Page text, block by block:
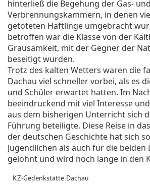
hinterließ die Begehung der Gas- und
Verbrennungskammern, in denen
getöteten Häftlinge umgebracht
betroffen war die Klasse von der
Grausamkeit, mit der Gegner der
beseitigt wurden.
Trotz des kalten Wetters waren die
Dachau viel schneller vorbei, als es
und Schüler erwartet hatten. Im
beeindruckend mit viel Interesse
aus dem bisherigen Unterricht sich
Führung beteiligte. Diese Reise in
der deutschen Geschichte hat sich
Jugendlichen als auch für die beiden
gelohnt und wird noch lange in den
KZ-Gedenkstätte Dachau